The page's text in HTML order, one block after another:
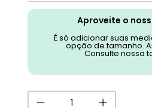
Aproveite o
É só adicionar suas
opção de tamanho.
Consulte nossa